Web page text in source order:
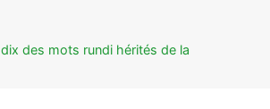
des mots rundi hérités de la